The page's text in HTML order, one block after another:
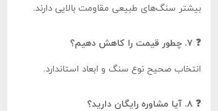
بیشتر سنگ‌های طبیعی مقاومت بالایی دارند.
❓ 7. چطور قیمت را کاهش دهیم؟
انتخاب صحیح نوع سنگ و ابعاد استاندارد.
❓ 8. آیا مشاوره رایگان دارید؟